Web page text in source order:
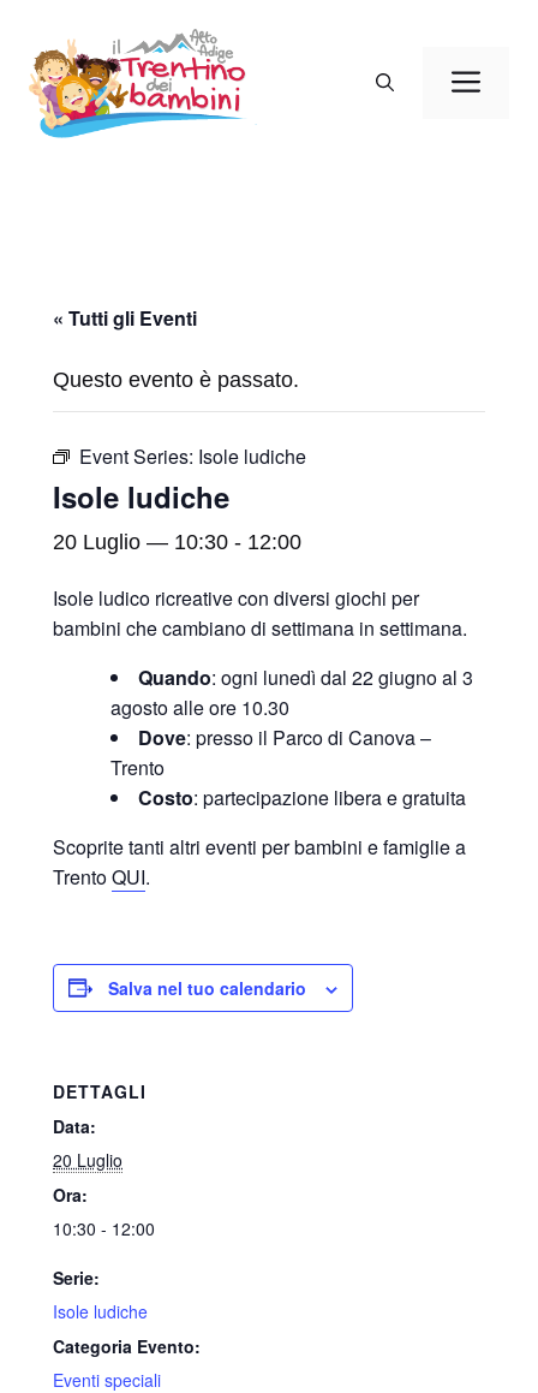
contenuto
« Tutti gli Eventi
Questo evento è passato.
Event Series: Isole ludiche
Isole ludiche
20 Luglio — 10:30 - 12:00
Isole ludico ricreative con diversi giochi per
bambini che cambiano di settimana in settimana.
Quando: ogni lunedì dal 22 giugno al 3
agosto alle ore 10.30
Dove: presso il Parco di Canova –
Trento
Costo: partecipazione libera e gratuita
Scoprite tanti altri eventi per bambini e famiglie a
TrentoQUI.
Salva nel tuo calendario
DETTAGLI
Data:
20 Luglio
Ora:
10:30 - 12:00
Serie:
Isole ludiche
Categoria Evento:
Eventi speciali